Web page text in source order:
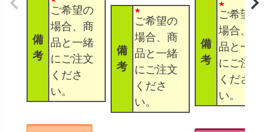
備
考
ご希望の
場合、商
品と一緒
にご注文
くださ
い。
備
考
ご希望の
場合、商
品と一緒
にご注文
くださ
い。
備
考
ご希望の
場合、商
品と一緒
にご注文
くださ
い。